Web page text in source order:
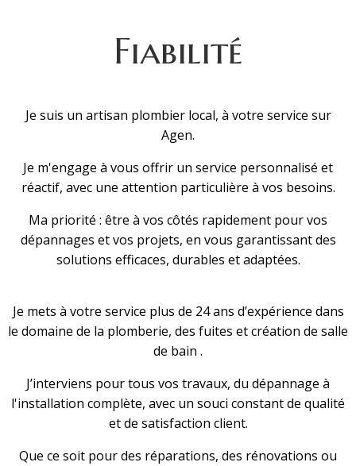
Fiabilité
Je suis un artisan plombier local, à votre service sur
Agen.
Je m'engage à vous offrir un service personnalisé et
réactif, avec une attention particulière à vos besoins.
Ma priorité : être à vos côtés rapidement pour vos
dépannages et vos projets, en vous garantissant des
solutions efficaces, durables et adaptées.
Je mets à votre service plus de 24 ans d’expérience dans
le domaine de la plomberie, des fuites et création de salle
de bain .
J’interviens pour tous vos travaux, du dépannage à
l'installation complète, avec un souci constant de qualité
et de satisfaction client.
Que ce soit pour des réparations, des rénovations ou